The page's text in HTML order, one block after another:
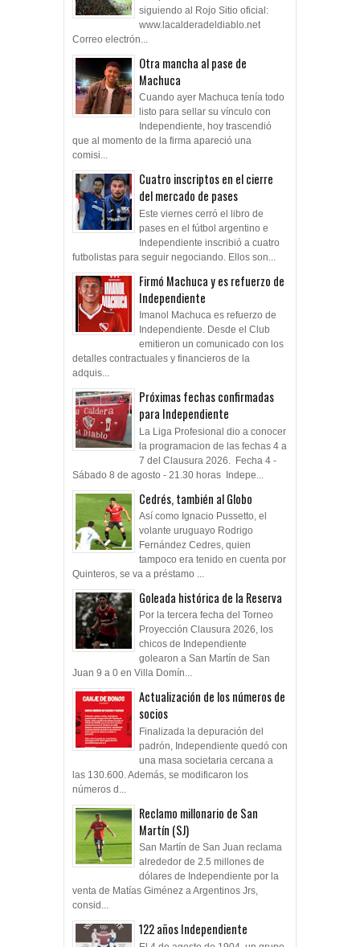
siguiendo al Rojo Sitio oficial:
www.lacalderadeldiablo.net
Correo electrón...
Otra mancha al pase de
Machuca
Cuando ayer Machuca tenía todo
listo para sellar su vínculo con
Independiente, hoy trascendió
que al momento de la firma apareció una
comisi...
Cuatro inscriptos en el cierre
del mercado de pases
Este viernes cerró el libro de
pases en el fútbol argentino e
Independiente inscribió a cuatro
futbolistas para seguir negociando. Ellos son...
Firmó Machuca y es refuerzo de
Independiente
Imanol Machuca es refuerzo de
Independiente. Desde el Club
emitieron un comunicado con los
detalles contractuales y financieros de la
adquis...
Próximas fechas confirmadas
para Independiente
La Liga Profesional dio a conocer
la programacion de las fechas 4 a
7 del Clausura 2026. Fecha 4 -
Sábado 8 de agosto - 21.30 horas Indepe...
Cedrés, también al Globo
Así como Ignacio Pussetto, el
volante uruguayo Rodrigo
Fernández Cedres, quien
tampoco era tenido en cuenta por
Quinteros, se va a préstamo ...
Goleada histórica de la Reserva
Por la tercera fecha del Torneo
Proyección Clausura 2026, los
chicos de Independiente
golearon a San Martín de San
Juan 9 a 0 en Villa Domín...
Actualización de los números de
socios
Finalizada la depuración del
padrón, Independiente quedó con
una masa societaria cercana a
las 130.600. Además, se modificaron los
números d...
Reclamo millonario de San
Martín (SJ)
San Martín de San Juan reclama
alrededor de 2.5 millones de
dólares de Independiente por la
venta de Matías Giménez a Argentinos Jrs,
consid...
122 años Independiente